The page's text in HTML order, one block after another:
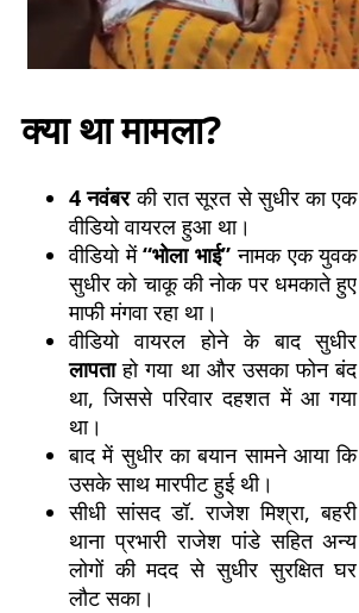
क्या था मामला?
4 नवंबरकी रात सूरत से सुधीर का एक
वीडियो वायरल हुआ था।
वीडियो में“भोला भाई” नामक एक युवक
सुधीर को चाकू की नोक पर धमकाते हुए
माफी मंगवा रहा था।
वीडियो वायरल होने के बाद सुधीर
लापताहो गया था और उसका फोन बंद
था, जिससे परिवार दहशत में आ गया
था।
बाद में सुधीर का बयान सामने आया कि
उसके साथ मारपीट हुई थी।
सीधी सांसद डॉ. राजेश मिश्रा, बहरी
थाना प्रभारी राजेश पांडे सहित अन्य
लोगों की मदद से सुधीर सुरक्षित घर
लौट सका।